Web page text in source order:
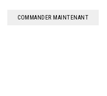
COMMANDER MAINTENANT